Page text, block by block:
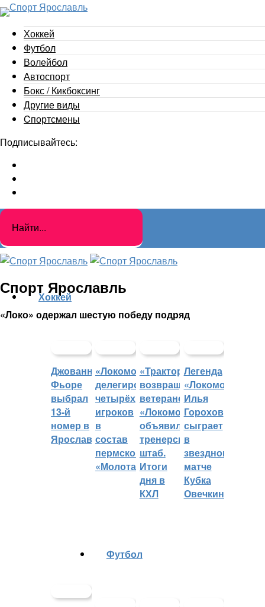
Хоккей
Футбол
Волейбол
Автоспорт
Бокс / Кикбоксинг
Другие виды
Cпортсмены
Подписывайтесь:
Спорт Ярославль
«Локо» одержал шестую победу подряд
Хоккей
Джованни
Фьоре
выбрал
13-й
номер в
Ярославле
«Локомотив»
делегировал
четырёх
игроков
в
состав
пермского
«Молота»
«Трактор»
возвращает
ветеранов,
«Локомотив»
объявил
тренерский
штаб.
Итоги
дня в
КХЛ
Легенда
«Локомотива»
Илья
Горохов
сыграет
в
звездном
матче
Кубка
Овечкина
Футбол